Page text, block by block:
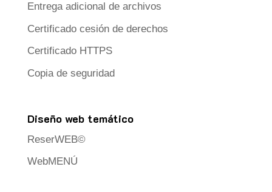
Entrega adicional de archivos
Certificado cesión de derechos
Certificado HTTPS
Copia de seguridad
Diseño web temático
ReserWEB©
WebMENÚ